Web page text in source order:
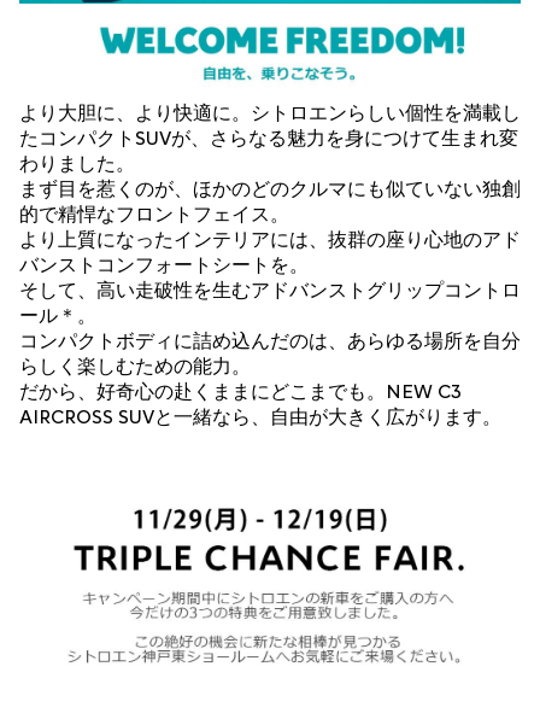
より大胆に、より快適に。シトロエンらしい個性を満載し
たコンパクトSUVが、さらなる魅力を身につけて生まれ変
わりました。
まず目を惹くのが、ほかのどのクルマにも似ていない独創
的で精悍なフロントフェイス。
より上質になったインテリアには、抜群の座り心地のアド
バンストコンフォートシートを。
そして、高い走破性を生むアドバンストグリップコントロ
ール＊。
コンパクトボディに詰め込んだのは、あらゆる場所を自分
らしく楽しむための能力。
だから、好奇心の赴くままにどこまでも。NEW C3
AIRCROSS SUVと一緒なら、自由が大きく広がります。